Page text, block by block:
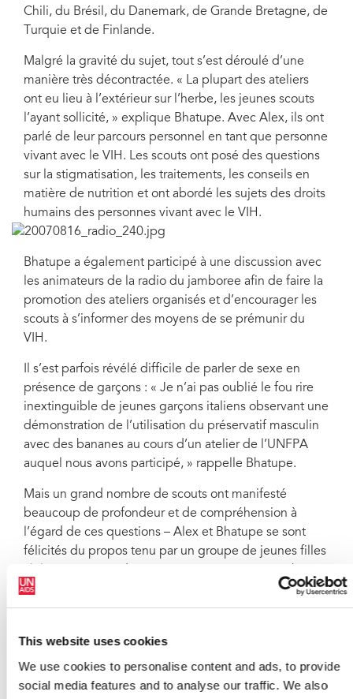
This website uses cookies
We use cookies to personalise content and ads, to provide
social media features and to analyse our traffic. We also
Chili, du Brésil, du Danemark, de Grande Bretagne, de
Turquie et de Finlande.
Malgré la gravité du sujet, tout s’est déroulé d’une
manière très décontractée. « La plupart des ateliers
ont eu lieu à l’extérieur sur l’herbe, les jeunes scouts
l’ayant sollicité, » explique Bhatupe. Avec Alex, ils ont
parlé de leur parcours personnel en tant que personne
vivant avec le VIH. Les scouts ont posé des questions
sur la stigmatisation, les traitements, les conseils en
matière de nutrition et ont abordé les sujets des droits
humains des personnes vivant avec le VIH.
Bhatupe a également participé à une discussion avec
les animateurs de la radio du jamboree afin de faire la
promotion des ateliers organisés et d’encourager les
scouts à s’informer des moyens de se prémunir du
VIH.
Il s’est parfois révélé difficile de parler de sexe en
présence de garçons : « Je n’ai pas oublié le fou rire
inextinguible de jeunes garçons italiens observant une
démonstration de l’utilisation du préservatif masculin
avec des bananes au cours d’un atelier de l’UNFPA
auquel nous avons participé, » rappelle Bhatupe.
Mais un grand nombre de scouts ont manifesté
beaucoup de profondeur et de compréhension à
l’égard de ces questions – Alex et Bhatupe se sont
félicités du propos tenu par un groupe de jeunes filles
informées des questions afférentes au VIH, au sida et à
la sexualité pour les avoir étudiées en classe. Les filles
une sexualité précoce.
« La maturité du débat m’a convaincue que le
message relatif à la prévention du sida et à la